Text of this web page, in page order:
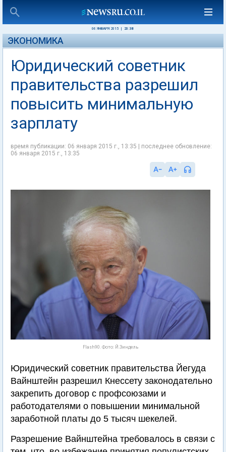
06 ЯНВАРЯ 2015 20:38
ЭКОНОМИКА
Юридический советник
правительства разрешил
повысить минимальную
зарплату
время публикации: 06 января 2015 г., 13:35 | последнее обновление:
06 января 2015 г., 13:35
Flash90. Фото: Й.Зиндель
Юридический советник правительства Йегуда
Вайнштейн разрешил Кнессету законодательно
закрепить договор с профсоюзами и
работодателями о повышении минимальной
заработной платы до 5 тысяч шекелей.
Разрешение Вайнштейна требовалось в связи с